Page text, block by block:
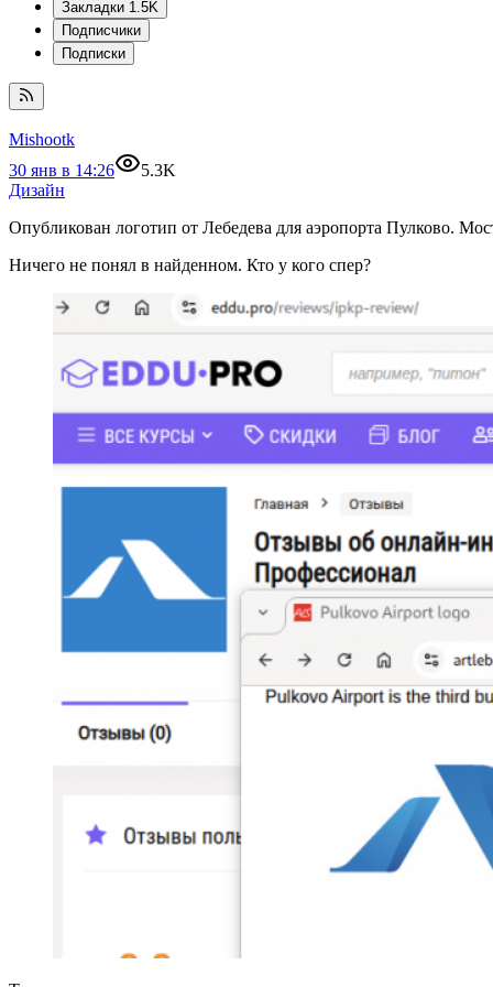
Закладки 1.5K
Подписчики
Подписки
Mishootk
30 янв в 14:26
5.3K
Дизайн
Опубликован логотип от Лебедева для аэропорта Пулково.
Ничего не понял в найденном. Кто у кого спер?